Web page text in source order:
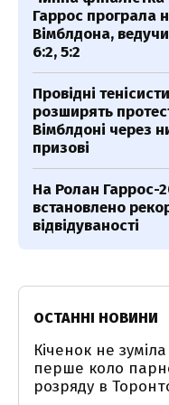
Гаррос програла
Вімблдона,
6:2, 5:2
Провідні
розширять
Вімблдоні через
призові
На Ролан Гаррос-
встановлено
відвідуваності
ОСТАННІ НОВИНИ
Кіченок не
перше коло
розряду в